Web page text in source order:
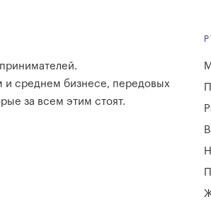
среднем бизнесе, передовых
за всем этим стоят.